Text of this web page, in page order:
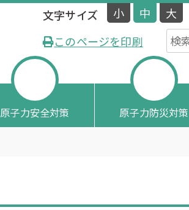
文字サイズ 小 中 大
このページを印刷
検
索:
原子力安全対策 原子力防災対策